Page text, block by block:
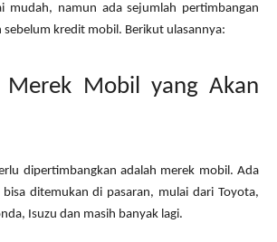
mudah, namun ada sejumlah pertimbangan
sebelum kredit mobil. Berikut ulasannya:
Merek Mobil yang Akan
dipertimbangkan adalah merek mobil. Ada
ditemukan di pasaran, mulai dari Toyota,
Isuzu dan masih banyak lagi.